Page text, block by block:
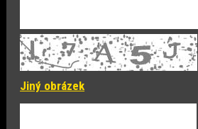
Jiný obrázek